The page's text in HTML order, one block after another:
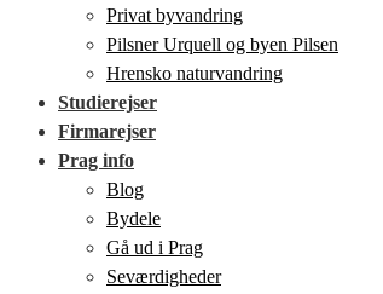
Privat byvandring
Pilsner Urquell og byen Pilsen
Hrensko naturvandring
Studierejser
Firmarejser
Prag info
Blog
Bydele
Gå ud i Prag
Seværdigheder